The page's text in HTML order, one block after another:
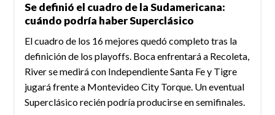
Se definió el cuadro de la Sudamericana:
cuándo podría haber Superclásico
El cuadro de los 16 mejores quedó completo tras la
definición de los playoffs. Boca enfrentará a Recoleta,
River se medirá con Independiente Santa Fe y Tigre
jugará frente a Montevideo City Torque. Un eventual
Superclásico recién podría producirse en semifinales.